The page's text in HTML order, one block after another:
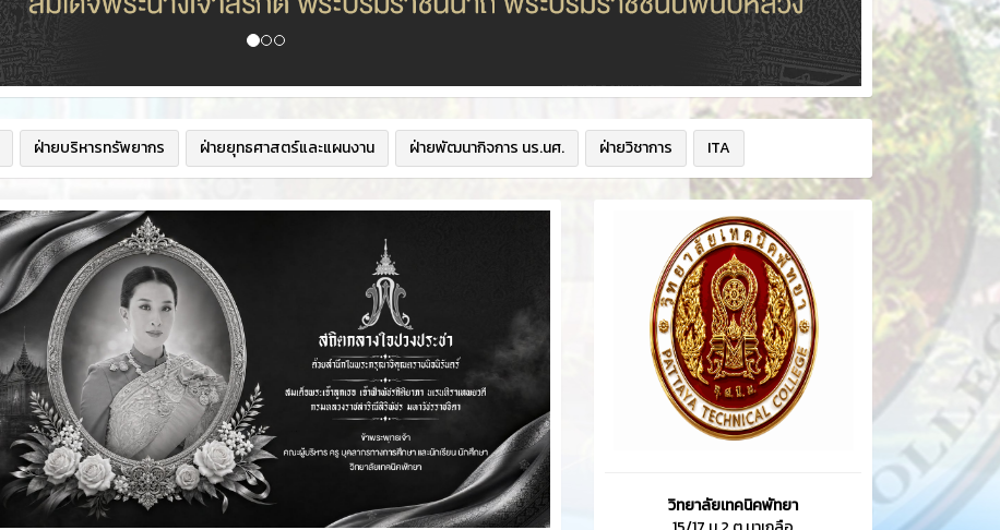
ฝ่ายบริหารทรัพยากร ฝ่ายยุทธศาสตร์และแผนงาน ฝ่ายพัฒนากิจการ นร.นศ. ฝ่ายวิชาการ ITA
วิทยาลัยเทคนิคพัทยา